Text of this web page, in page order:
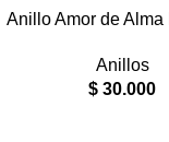
RODIO
Anillo Amor de Alma
Anillos
$ 30.000